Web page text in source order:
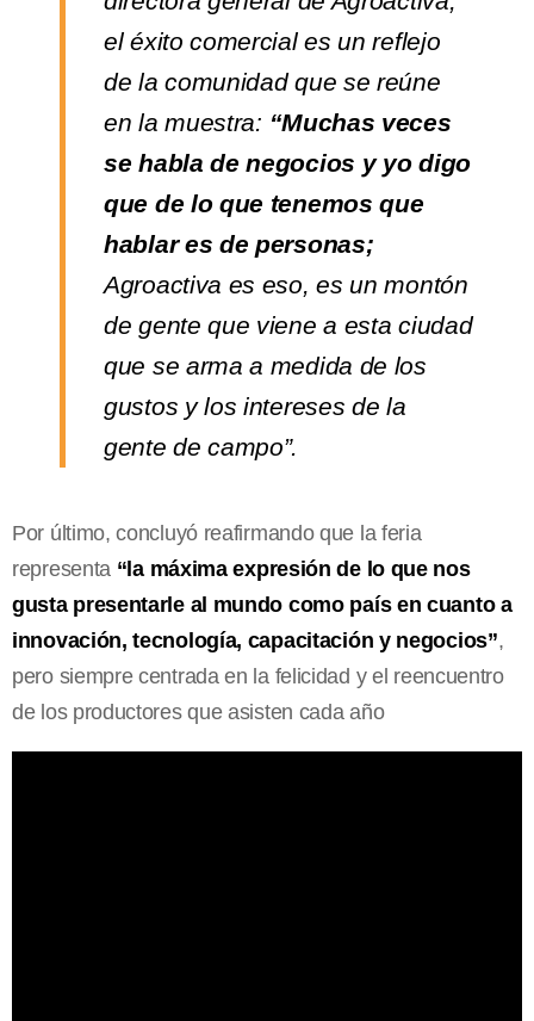
el éxito comercial es un reflejo
de la comunidad que se reúne
en la muestra: “Muchas veces
se habla de negocios y yo digo
que de lo que tenemos que
hablar es de personas;
Agroactiva es eso, es un montón
de gente que viene a esta ciudad
que se arma a medida de los
gustos y los intereses de la
gente de campo”.
Por último, concluyó reafirmando que la feria
representa “la máxima expresión de lo que nos
gusta presentarle al mundo como país en cuanto a
innovación, tecnología, capacitación y negocios”,
pero siempre centrada en la felicidad y el reencuentro
de los productores que asisten cada año